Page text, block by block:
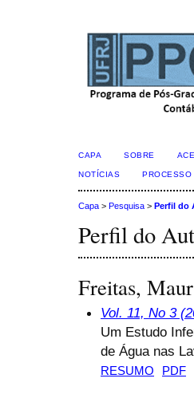
CAPA SOBRE
NOTÍCIAS PROCESSO
Capa > Pesquisa > Perfil do
Perfil do
Freitas,
Vol. 11, No 3
Um Estudo
de Água nas
RESUMO PDF